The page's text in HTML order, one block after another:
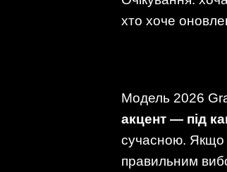
хто хоче
Модель 2026
акцент — під
сучасною. Якщо
правильним